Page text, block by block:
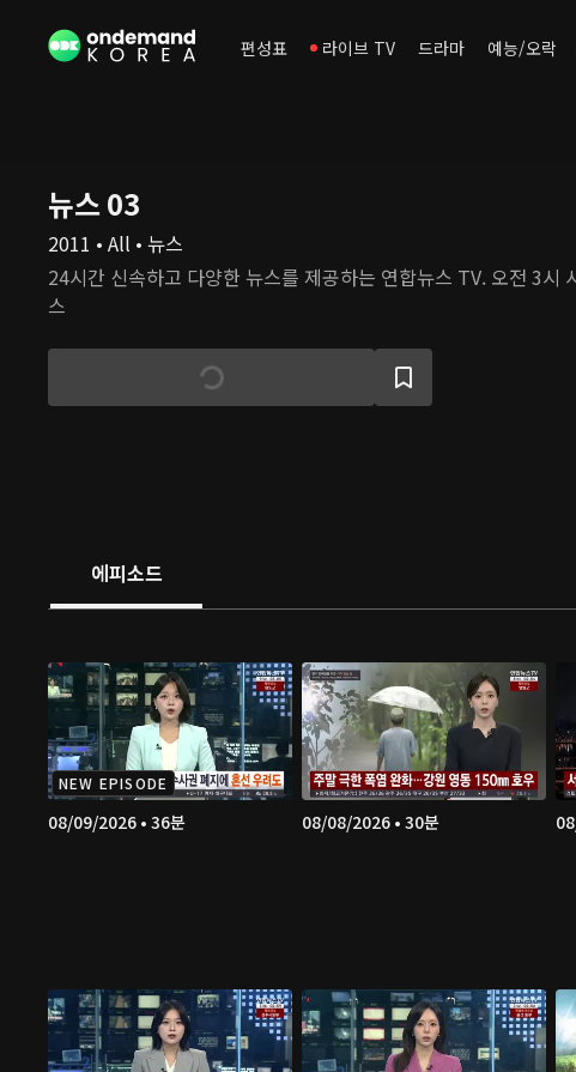
편성표 라이브 TV 드라마 예능/오락
뉴스 03
2011 • All • 뉴스
24시간 신속하고 다양한 뉴스를 제공하는 연합뉴스 TV. 오전 3시
스
에피소드
NEW EPISODE
08/09/2026 • 36분 08/08/2026 • 30분